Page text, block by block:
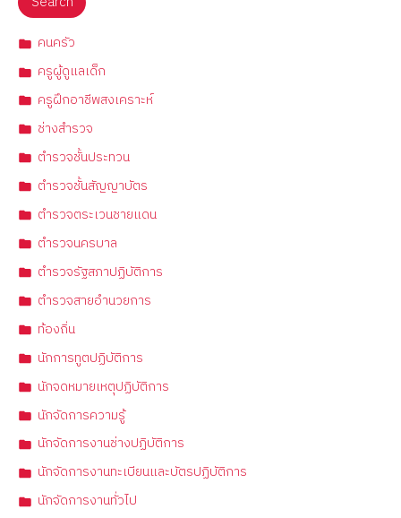
คนครัว
ครูผู้ดูแลเด็ก
ครูฝึกอาชีพสงเคราะห์
ช่างสำรวจ
ตำรวจชั้นประทวน
ตำรวจชั้นสัญญาบัตร
ตำรวจตระเวนชายแดน
ตำรวจนครบาล
ตำรวจรัฐสภาปฏิบัติการ
ตำรวจสายอำนวยการ
ท้องถิ่น
นักการทูตปฏิบัติการ
นักจดหมายเหตุปฏิบัติการ
นักจัดการความรู้
นักจัดการงานช่างปฏิบัติการ
นักจัดการงานทะเบียนและบัตรปฏิบัติการ
นักจัดการงานทั่วไป